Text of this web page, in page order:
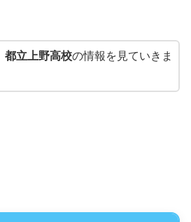
都立上野高校の情報を見ていきま